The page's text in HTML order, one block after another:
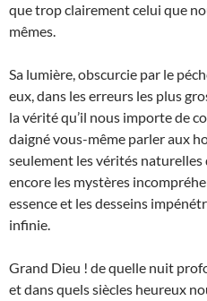
que trop clairement celui que
mêmes.
Sa lumière, obscurcie par le
eux, dans les erreurs les plus
la vérité qu’il nous importe de
daigné vous-même parler aux
seulement les vérités naturelles
encore les mystères
essence et les desseins
infinie.
Grand Dieu ! de quelle nuit
et dans quels siècles heureux